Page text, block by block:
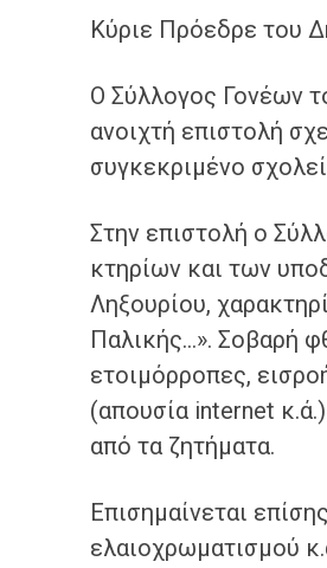
Κύριε Πρόεδρε του
Ο Σύλλογος Γονέων
ανοιχτή επιστολή
συγκεκριμένο
Στην επιστολή ο
κτηρίων και των
Ληξουρίου,
Παλικής…». Σοβαρή
ετοιμόρροπες,
(απουσία internet
από τα ζητήματα.
Επισημαίνεται
ελαιοχρωματισμού